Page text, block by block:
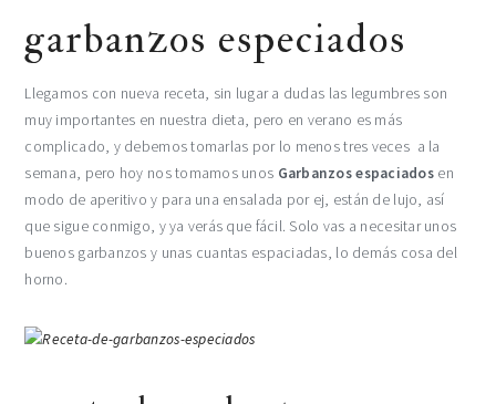
garbanzos especiados
Llegamos con nueva receta, sin lugar a dudas las legumbres son
muy importantes en nuestra dieta, pero en verano es más
complicado, y debemos tomarlas por lo menos tres veces a la
semana, pero hoy nos tomamos unos Garbanzos espaciadosen
modo de aperitivo y para una ensalada por ej, están de lujo, así
que sigue conmigo, y ya verás que fácil. Solo vas a necesitar unos
buenos garbanzos y unas cuantas espaciadas, lo demás cosa del
horno.